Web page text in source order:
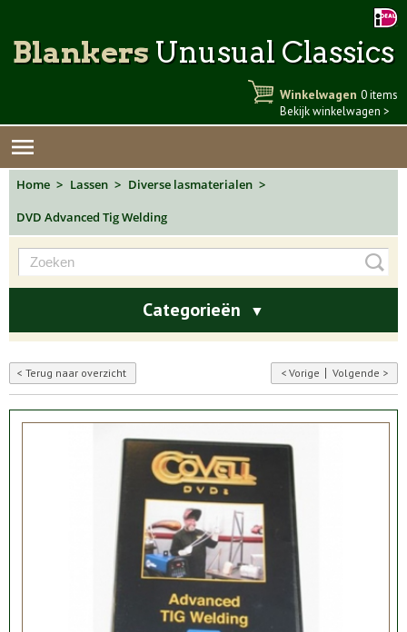
Blankers Unusual Classics
Winkelwagen 0 items
Bekijk winkelwagen >
Home Lassen
Diverse lasmaterialen
DVD Advanced Tig Welding
Categorieën ▼
Terug naar overzicht Vorige Volgende